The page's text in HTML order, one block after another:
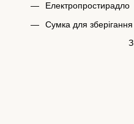
Електропростирадло
Сумка для зберігання
З